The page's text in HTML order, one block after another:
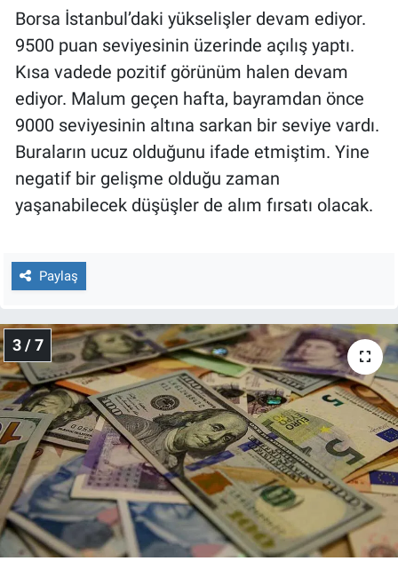
Borsa İstanbul’daki yükselişler devam ediyor.
9500 puan seviyesinin üzerinde açılış yaptı.
Kısa vadede pozitif görünüm halen devam
ediyor. Malum geçen hafta, bayramdan önce
9000 seviyesinin altına sarkan bir seviye vardı.
Buraların ucuz olduğunu ifade etmiştim. Yine
negatif bir gelişme olduğu zaman
yaşanabilecek düşüşler de alım fırsatı olacak.
Paylaş
3 / 7